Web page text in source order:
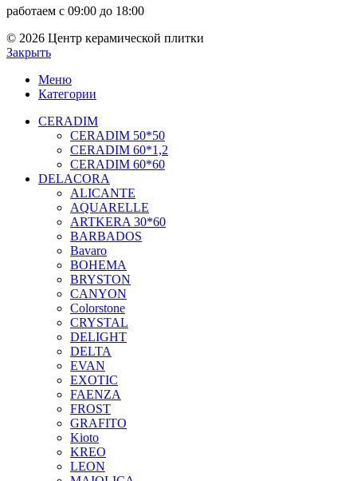
работаем с 09:00 до 18:00
© 2026 Центр керамической плитки
Закрыть
Меню
Категории
CERADIM
CERADIM 50*50
CERADIM 60*1,2
CERADIM 60*60
DELACORA
ALICANTE
AQUARELLE
ARTKERA 30*60
BARBADOS
Bavaro
BOHEMA
BRYSTON
CANYON
Colorstone
CRYSTAL
DELIGHT
DELTA
EVAN
EXOTIC
FAENZA
FROST
GRAFITO
Kioto
KREO
LEON